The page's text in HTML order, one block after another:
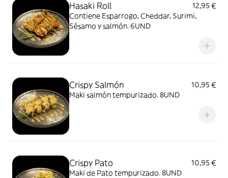
Hasaki Roll
12,95 €
Contiene Esparrogo, Cheddar, Surimi,
Sésamo y salmón. 6UND
Crispy Salmón
10,95 €
Maki salmón tempurizado. 8UND
Crispy Pato
10,95 €
Maki de Pato tempurizado. 8UND